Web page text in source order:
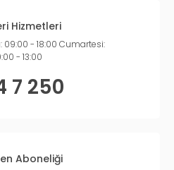
Hizmetleri
09:00 - 18:00 Cumartesi:
- 13:00
7 250
Aboneliği